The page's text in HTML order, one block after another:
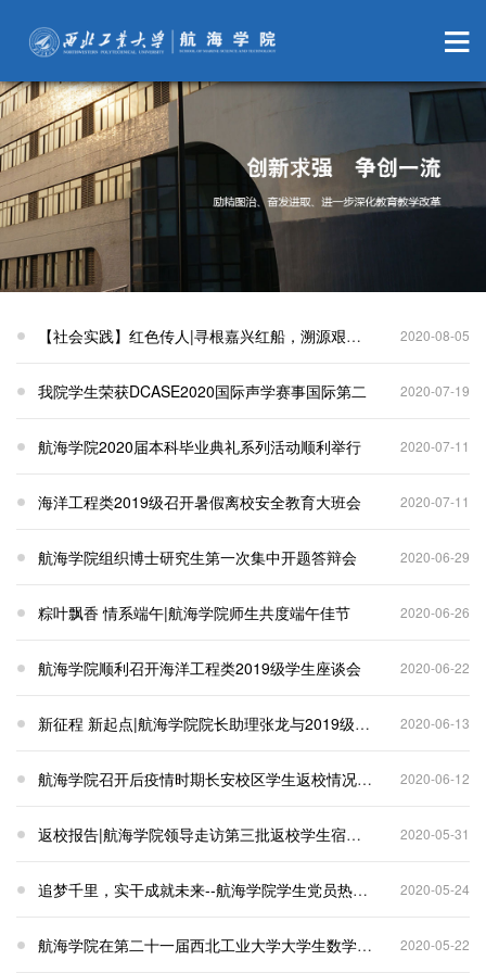
【社会实践】红色传人|寻根嘉兴红船，溯源艰辛来路 2020-08-05
我院学生荣获DCASE2020国际声学赛事国际第二 2020-07-19
航海学院2020届本科毕业典礼系列活动顺利举行 2020-07-11
海洋工程类2019级召开暑假离校安全教育大班会 2020-07-11
航海学院组织博士研究生第一次集中开题答辩会 2020-06-29
粽叶飘香 情系端午|航海学院师生共度端午佳节 2020-06-26
航海学院顺利召开海洋工程类2019级学生座谈会 2020-06-22
新征程 新起点|航海学院院长助理张龙与2019级新任学生会干部召开工作研讨会 2020-06-13
航海学院召开后疫情时期长安校区学生返校情况交流会 2020-06-12
返校报告|航海学院领导走访第三批返校学生宿舍并进行慰问 2020-05-31
追梦千里，实干成就未来--航海学院学生党员热议政府工作报告 2020-05-24
航海学院在第二十一届西北工业大学大学生数学建模竞赛中喜获佳绩 2020-05-22